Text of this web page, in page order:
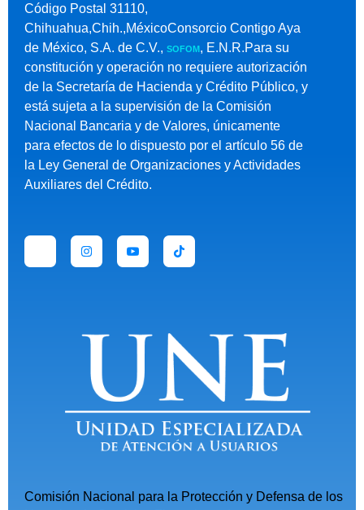
Código Postal 31110,
Chihuahua,Chih.,MéxicoConsorcio Contigo Aya
de México, S.A. de C.V., SOFOM, E.N.R.Para su
constitución y operación no requiere autorización
de la Secretaría de Hacienda y Crédito Público, y
está sujeta a la supervisión de la Comisión
Nacional Bancaria y de Valores, únicamente
para efectos de lo dispuesto por el artículo 56 de
la Ley General de Organizaciones y Actividades
Auxiliares del Crédito.
Comisión Nacional para la Protección y Defensa de los